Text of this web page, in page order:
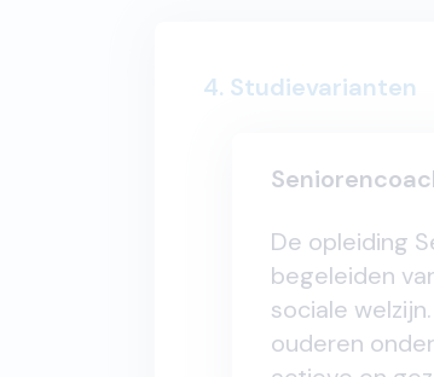
4. Studievarianten
De opleiding
begeleiden
sociale
ouderen